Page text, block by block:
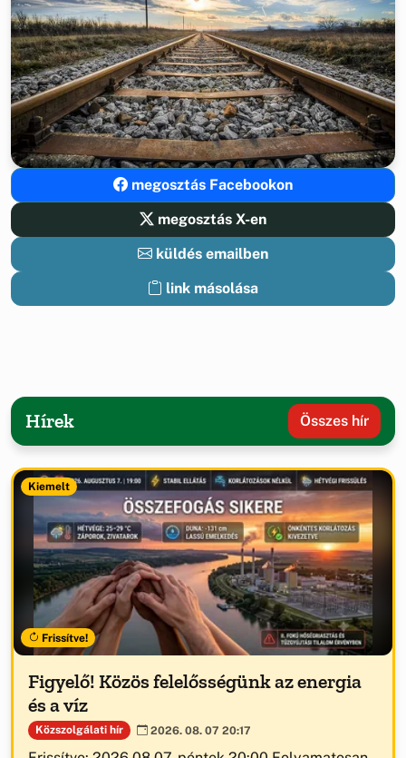
megosztás Facebookon
megosztás X-en
küldés emailben
link másolása
Hírek Összes hír
Kiemelt
Frissítve!
Figyelő! Közös felelősségünk az energia
és a víz
Közszolgálati hír 2026. 08. 07 20:17